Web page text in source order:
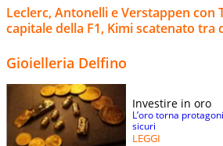
Leclerc, Antonelli e Verstappen con
capitale della F1, Kimi scatenato tra
Gioielleria Delfino
Investire in oro
L’oro torna
sicuri
LEGGI